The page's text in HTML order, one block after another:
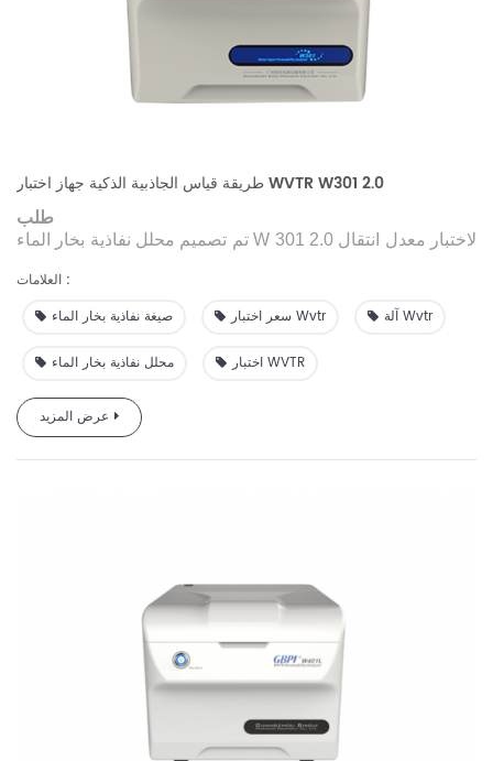
طريقة قياس الجاذبية الذكية جهاز اختبار WVTR W301 2.0
طلب
تم تصميم محلل نفاذية بخار الماء W 301 2.0 لاختبار معدل انتقال
العلامات :
صيغة نفاذية بخار الماء
سعر اختبار Wvtr آلة Wvtr
محلل نفاذية بخار الماء اختبار WVTR
عرض المزيد